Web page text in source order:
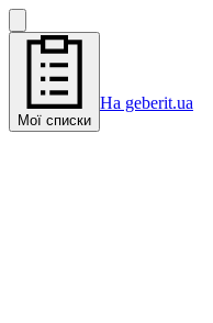
Мої списки
На geberit.ua